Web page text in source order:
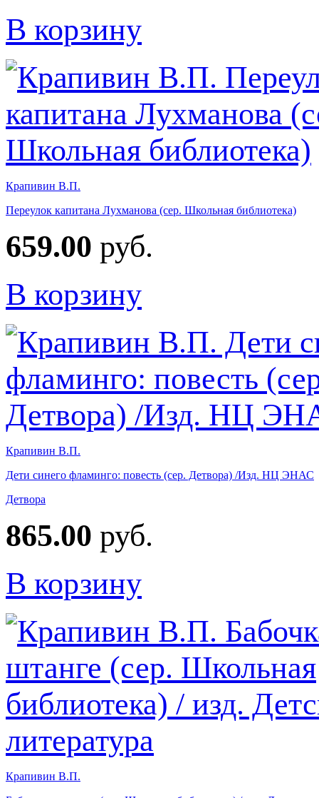
В корзину
Крапивин В.П.
Переулок капитана Лухманова (сер. Школьная библиотека)
659.00 руб.
В корзину
Крапивин В.П.
Дети синего фламинго: повесть (сер. Детвора) /Изд. НЦ ЭНАС
Детвора
865.00 руб.
В корзину
Крапивин В.П.